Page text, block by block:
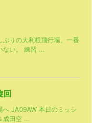
りの大利根飛行場。一番
ない。 練習 ...
回
へ JA09AW 本日のミッシ
成田空 ...